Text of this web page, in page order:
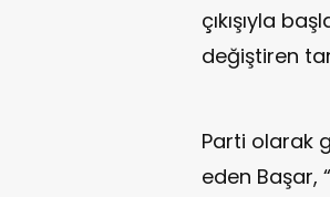
çıkışıyla
değiştiren
Parti olarak
eden Başar,